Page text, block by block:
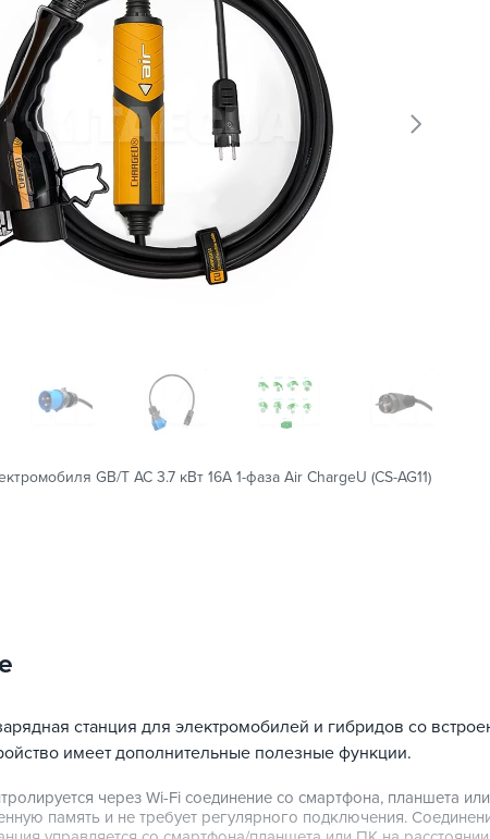
GB/T AC 3.7 кВт 16А 1-фаза Air ChargeU (CS-AG11)
станция для электромобилей и гибридов со
имеет дополнительные полезные функции.
через Wi-Fi соединение со смартфона, планшета
память и не требует регулярного подключения.